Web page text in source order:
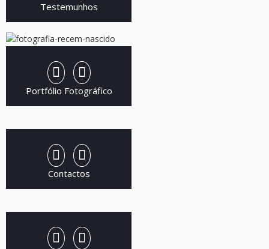
Testemunhos
Portfólio Fotográfico
Contactos